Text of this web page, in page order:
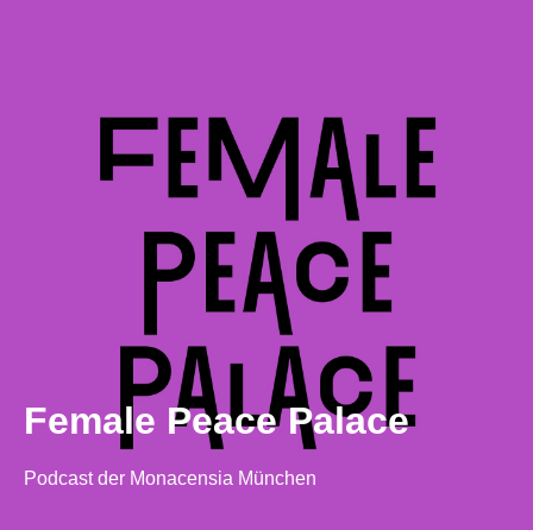
Female Peace Palace
Podcast der Monacensia München